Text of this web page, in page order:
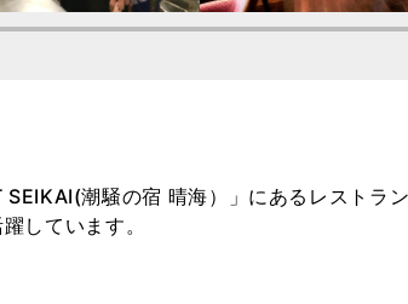
SEIKAI(潮騒の宿 晴海）」にあるレストラ
しています。